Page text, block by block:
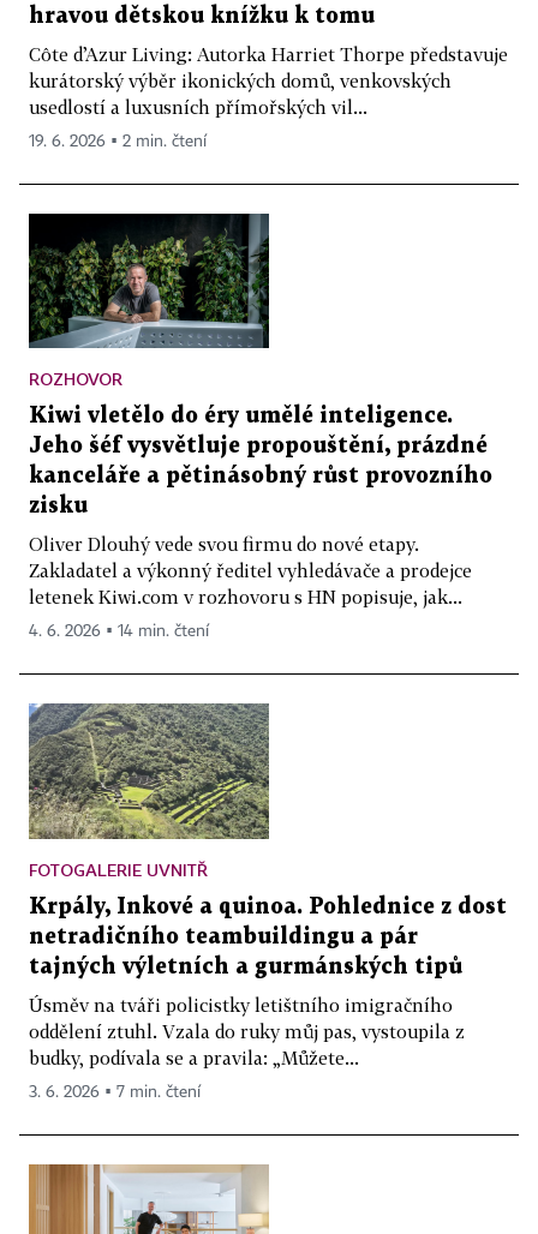
hravou dětskou knížku k tomu
Côte d’Azur Living: Autorka Harriet Thorpe představuje
kurátorský výběr ikonických domů, venkovských
usedlostí a luxusních přímořských vil...
19. 6. 2026 ▪ 2 min. čtení
ROZHOVOR
Kiwi vletělo do éry umělé inteligence.
Jeho šéf vysvětluje propouštění, prázdné
kanceláře a pětinásobný růst provozního
zisku
Oliver Dlouhý vede svou firmu do nové etapy.
Zakladatel a výkonný ředitel vyhledávače a prodejce
letenek Kiwi.com v rozhovoru s HN popisuje, jak...
4. 6. 2026 ▪ 14 min. čtení
FOTOGALERIE UVNITŘ
Krpály, Inkové a quinoa. Pohlednice z dost
netradičního teambuildingu a pár
tajných výletních a gurmánských tipů
Úsměv na tváři policistky letištního imigračního
oddělení ztuhl. Vzala do ruky můj pas, vystoupila z
budky, podívala se a pravila: „Můžete...
3. 6. 2026 ▪ 7 min. čtení